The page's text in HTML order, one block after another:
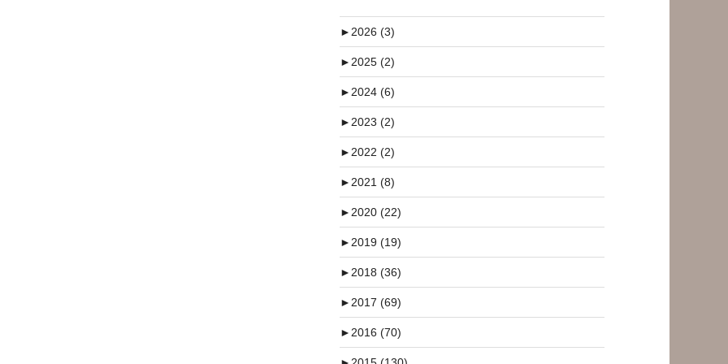
►2026 (3)
►2025 (2)
►2024 (6)
►2023 (2)
►2022 (2)
►2021 (8)
►2020 (22)
►2019 (19)
►2018 (36)
►2017 (69)
►2016 (70)